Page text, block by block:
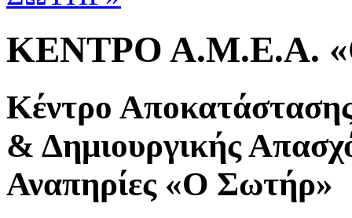
ΚΕΝΤΡΟ Α.Μ.Ε.Α.
Κέντρο
& Δημιουργικής
Αναπηρίες «Ο Σωτήρ»